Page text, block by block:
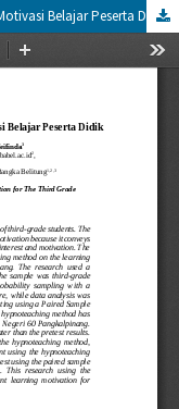
Belajar Peserta Didik